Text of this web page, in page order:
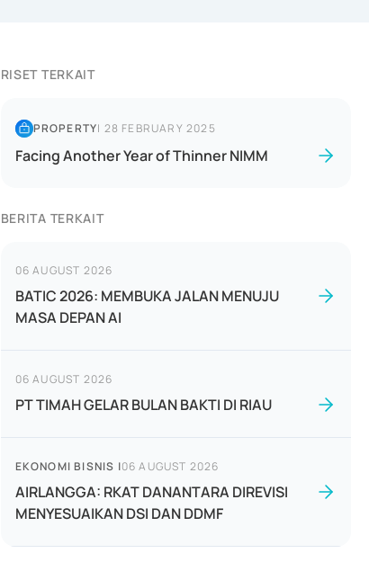
RISET TERKAIT
PROPERTY| 28 FEBRUARY 2025
Facing Another Year of Thinner NIMM
BERITA TERKAIT
06 AUGUST 2026
BATIC 2026: MEMBUKA JALAN MENUJU
MASA DEPAN AI
06 AUGUST 2026
PT TIMAH GELAR BULAN BAKTI DI RIAU
EKONOMI BISNIS |06 AUGUST 2026
AIRLANGGA: RKAT DANANTARA DIREVISI
MENYESUAIKAN DSI DAN DDMF